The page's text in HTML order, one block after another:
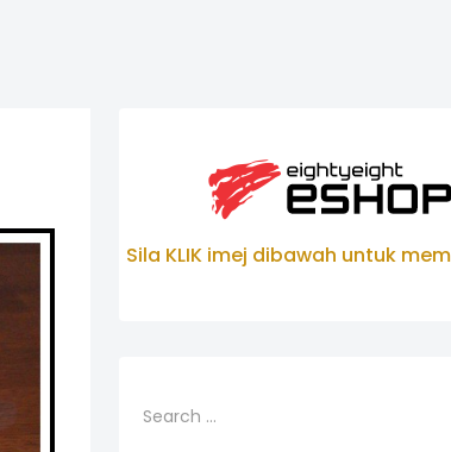
Sila KLIK imej dibawah untuk